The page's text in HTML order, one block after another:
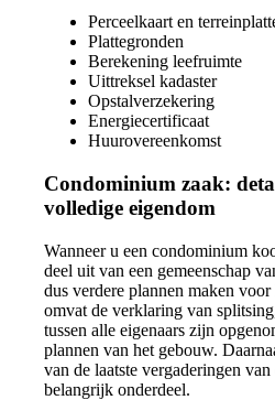
Perceelkaart en
Plattegronden
Berekening leefruimte
Uittreksel kadaster
Opstalverzekering
Energiecertificaat
Huurovereenkomst
Condominium zaak:
volledige eigendom
Wanneer u een condominium
deel uit van een gemeenschap
dus verdere plannen maken
omvat de verklaring van
tussen alle eigenaars zijn
plannen van het gebouw.
van de laatste vergaderingen van
belangrijk onderdeel.